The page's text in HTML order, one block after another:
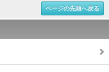
ページの先頭へ戻る